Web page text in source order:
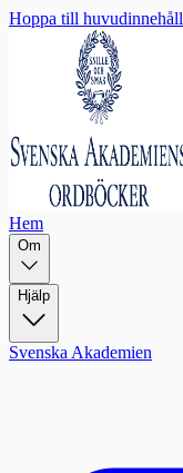
Hoppa till huvudinnehåll
Hem
Om
Hjälp
Svenska Akademien